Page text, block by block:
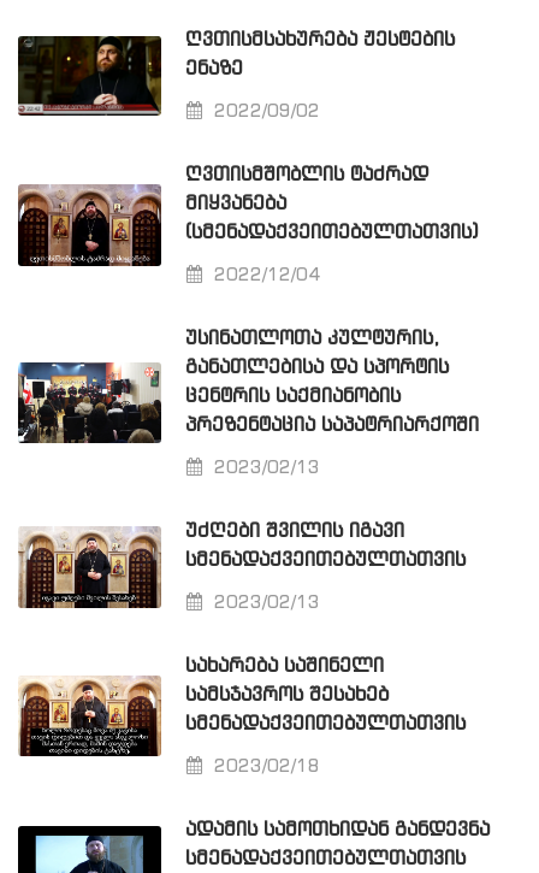
ᲦᲕᲗᲘᲡᲛᲡᲐᲮᲣᲠᲔᲑᲐ ᲟᲔᲡᲢᲔᲑᲘᲡ
ᲔᲜᲐᲖᲔ
2022/09/02
ᲦᲕᲗᲘᲡᲛᲨᲝᲑᲚᲘᲡ ᲢᲐᲫᲠᲐᲓ
ᲛᲘᲧᲕᲐᲜᲔᲑᲐ
(ᲡᲛᲔᲜᲐᲓᲐᲥᲕᲔᲘᲗᲔᲑᲣᲚᲗᲐᲗᲕᲘᲡ)
2022/12/04
ᲣᲡᲘᲜᲐᲗᲚᲝᲗᲐ ᲙᲣᲚᲢᲣᲠᲘᲡ,
ᲒᲐᲜᲐᲗᲚᲔᲑᲘᲡᲐ ᲓᲐ ᲡᲞᲝᲠᲢᲘᲡ
ᲪᲔᲜᲢᲠᲘᲡ ᲡᲐᲥᲛᲘᲐᲜᲝᲑᲘᲡ
ᲞᲠᲔᲖᲔᲜᲢᲐᲪᲘᲐ ᲡᲐᲞᲐᲢᲠᲘᲐᲠᲥᲝᲨᲘ
2023/02/13
ᲣᲫᲦᲔᲑᲘ ᲨᲕᲘᲚᲘᲡ ᲘᲒᲐᲕᲘ
ᲡᲛᲔᲜᲐᲓᲐᲥᲕᲔᲘᲗᲔᲑᲣᲚᲗᲐᲗᲕᲘᲡ
2023/02/13
ᲡᲐᲮᲐᲠᲔᲑᲐ ᲡᲐᲨᲘᲜᲔᲚᲘ
ᲡᲐᲛᲡᲯᲐᲕᲠᲝᲡ ᲨᲔᲡᲐᲮᲔᲑ
ᲡᲛᲔᲜᲐᲓᲐᲥᲕᲔᲘᲗᲔᲑᲣᲚᲗᲐᲗᲕᲘᲡ
2023/02/18
ᲐᲓᲐᲛᲘᲡ ᲡᲐᲛᲝᲗᲮᲘᲓᲐᲜ ᲒᲐᲜᲓᲔᲕᲜᲐ
ᲡᲛᲔᲜᲐᲓᲐᲥᲕᲔᲘᲗᲔᲑᲣᲚᲗᲐᲗᲕᲘᲡ